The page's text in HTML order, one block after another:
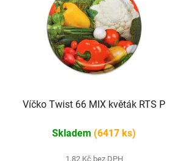
Víčko Twist 66 MIX květák RTS P
Skladem (6417 ks)
1,82 Kč bez DPH